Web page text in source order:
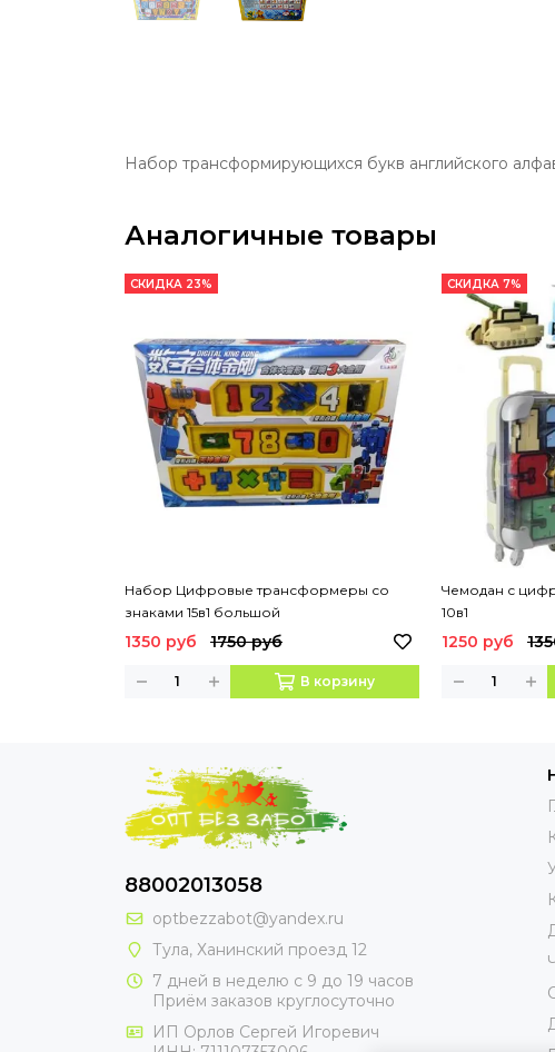
Набор трансформирующихся букв английского
Аналогичные товары
СКИДКА 23%
Набор Цифровые трансформеры со
знаками 15в1 большой
1350 руб 1750 руб
В корзину
СКИДКА 7%
Чемодан с
10в1
1250 руб
88002013058
optbezzabot@yandex.ru
Тула, Ханинский проезд 12
7 дней в неделю с 9 до 19 часов
Приём заказов круглосуточно
ИП Орлов Сергей Игоревич